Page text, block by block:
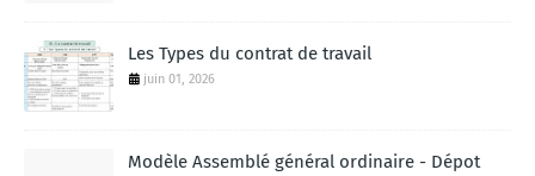
Les Types du contrat de travail
juin 01, 2026
Modèle Assemblé général ordinaire - Dépot